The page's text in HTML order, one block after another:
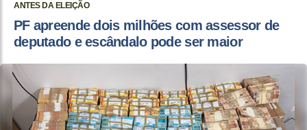
ANTES DA ELEIÇÃO
PF apreende dois milhões com assessor de
deputado e escândalo pode ser maior